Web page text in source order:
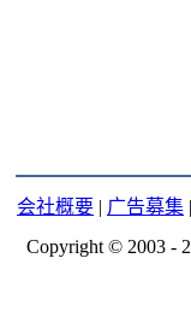
会社概要 | 广告募集 |
Copyright © 2003 -